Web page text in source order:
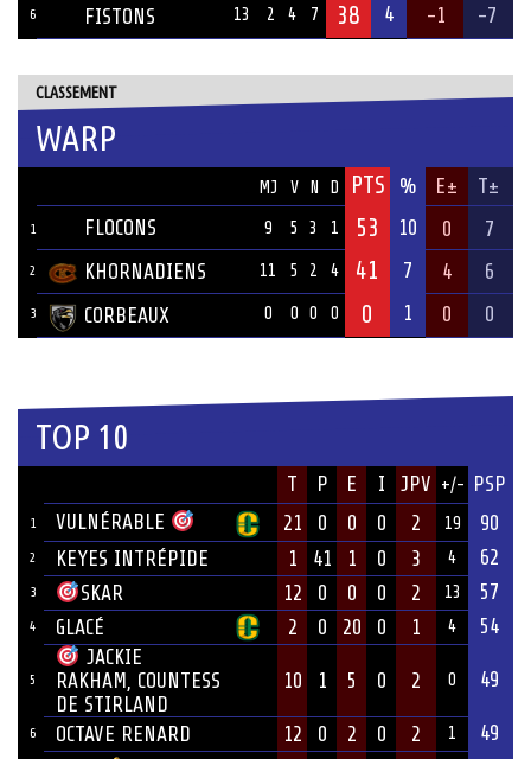
6 FISTONS 13 2 4 7 38 4 -1 -7
CLASSEMENT
WARP
MJ V N D PTS % E± T±
1 FLOCONS 9 5 3 1 53 10 0 7
2 KHORNADIENS 11 5 2 4 41 7 4 6
3 CORBEAUX 0 0 0 0 0 1 0 0
TOP 10
T P E I JPV +/- PSP
1 VULNÉRABLE 21 0 0 0 2 19 90
2 KEYES INTRÉPIDE 1 41 1 0 3 4 62
3 SKAR 12 0 0 0 2 13 57
4 GLACÉ 2 0 20 0 1 4 54
5
JACKIE
RAKHAM, COUNTESS
DE STIRLAND
10 1 5 0 2 0 49
6 OCTAVE RENARD 12 0 2 0 2 1 49